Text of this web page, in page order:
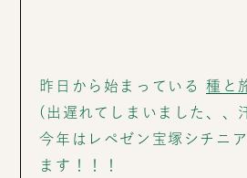
昨日から始まっている種と
(出遅れてしまいました、、
今年はレペゼン宝塚シチニ
ます！！！